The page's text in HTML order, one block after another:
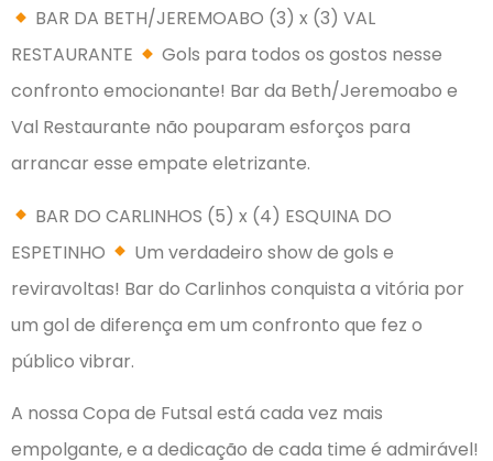
BAR DA BETH/JEREMOABO (3) x (3) VAL
RESTAURANTE
Gols para todos os gostos nesse
confronto emocionante! Bar da Beth/Jeremoabo e
Val Restaurante não pouparam esforços para
arrancar esse empate eletrizante.
BAR DO CARLINHOS (5) x (4) ESQUINA DO
ESPETINHO
Um verdadeiro show de gols e
reviravoltas! Bar do Carlinhos conquista a vitória por
um gol de diferença em um confronto que fez o
público vibrar.
A nossa Copa de Futsal está cada vez mais
empolgante, e a dedicação de cada time é admirável!